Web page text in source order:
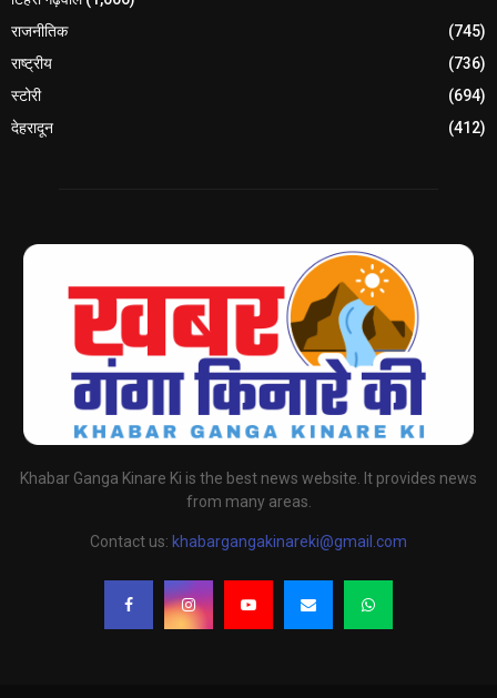
राजनीतिक
(745)
राष्ट्रीय
(736)
स्टोरी
(694)
देहरादून
(412)
Khabar Ganga Kinare Ki is the best news website. It provides news
from many areas.
Contact us: khabargangakinareki@gmail.com